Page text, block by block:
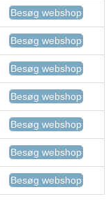
Besøg webshop
Besøg webshop
Besøg webshop
Besøg webshop
Besøg webshop
Besøg webshop
Besøg webshop